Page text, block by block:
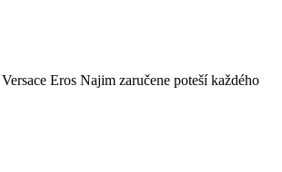
Eros Najim zaručene poteší každého